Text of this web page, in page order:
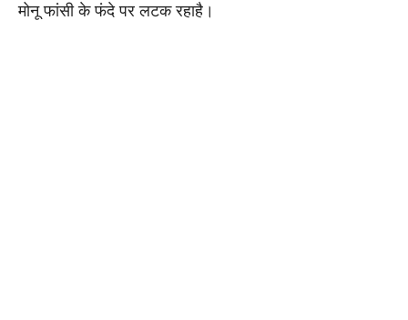
मोनू फांसी के फंदे पर लटक रहाहै।